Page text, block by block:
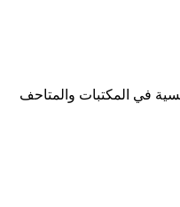
في المكتبات والمتاحف